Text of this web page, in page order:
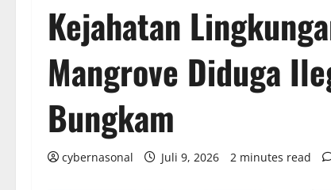
Kejahatan
Mangrove Diduga
Bungkam
cybernasonal Juli 9, 2026 2 minutes read